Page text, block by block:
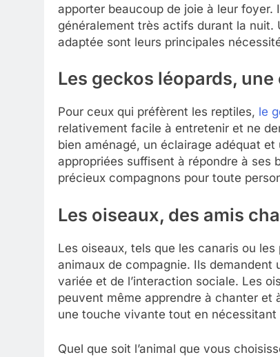
apporter beaucoup de joie à leur
généralement très actifs durant la
adaptée sont leurs principales
Les geckos léopards,
Pour ceux qui préfèrent les reptiles, le
relativement facile à entretenir et ne
bien aménagé, un éclairage adéquat
appropriées suffisent à répondre à ses
précieux compagnons pour toute
Les oiseaux, des amis
Les oiseaux, tels que les canaris ou
animaux de compagnie. Ils demandent
variée et de l’interaction sociale. Les
peuvent même apprendre à chanter et
une touche vivante tout en nécessitant
Quel que soit l’animal que vous